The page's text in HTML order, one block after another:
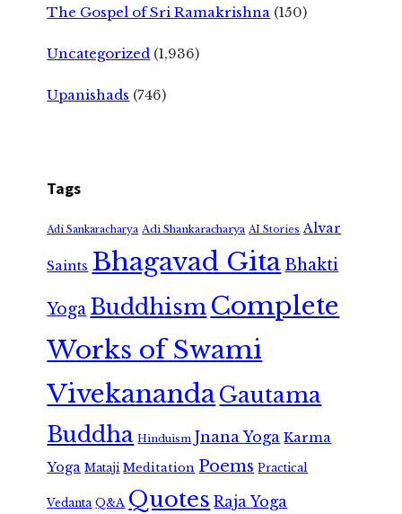
The Gospel of Sri Ramakrishna (150)
Uncategorized (1,936)
Upanishads (746)
Tags
Adi Sankaracharya Adi Shankaracharya AI Stories Alvar
Saints Bhagavad GitaBhakti
Yoga Buddhism Complete
Works of Swami
VivekanandaGautama
Buddha Hinduism Jnana Yoga Karma
Yoga Mataji Meditation Poems Practical
Vedanta Q&A Quotes Raja Yoga